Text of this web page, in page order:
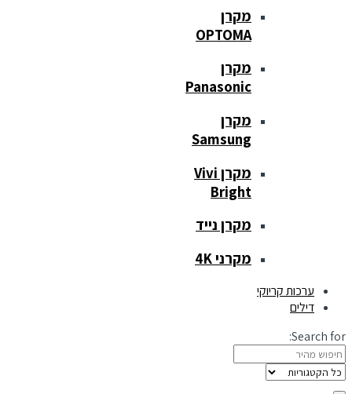
מקרן
OPTOMA
מקרן
Panasonic
מקרן
Samsung
מקרן Vivi
Bright
מקרן נייד
מקרני 4K
ערכות קריוקי
דילים
Search for: